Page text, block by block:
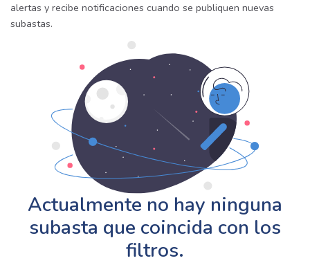
alertas y recibe notificaciones cuando se publiquen nuevas
subastas.
Actualmente no hay ninguna
subasta que coincida con los
filtros.